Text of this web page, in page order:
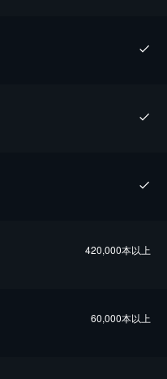
420,000本以上
60,000本以上